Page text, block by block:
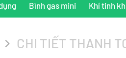
Bình gas mini Khí tinh
CHI TIẾT THANH